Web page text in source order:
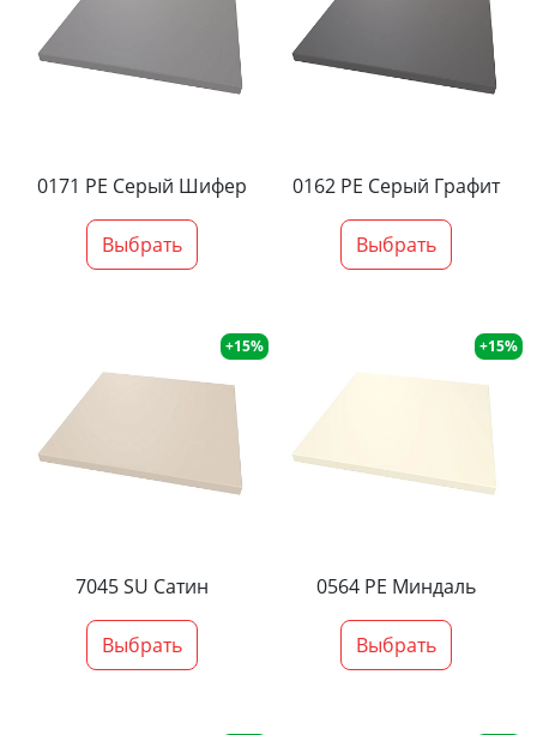
0171 PE Серый Шифер
Выбрать
0162 PE Серый Графит
Выбрать
+15%
7045 SU Сатин
Выбрать
+15%
0564 PE Миндаль
Выбрать